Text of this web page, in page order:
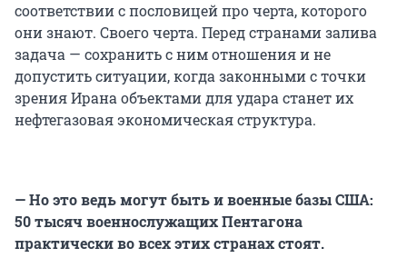
соответствии с пословицей про черта, которого
они знают. Своего черта. Перед странами залива
задача — сохранить с ним отношения и не
допустить ситуации, когда законными с точки
зрения Ирана объектами для удара станет их
нефтегазовая экономическая структура.
— Но это ведь могут быть и военныебазы США:
50 тысяч военнослужащих Пентагона
практически во всех этих странах стоят.